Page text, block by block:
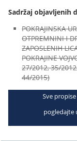
Sadržaj objavljenih
POKRAJINSKA
OTPREMNINI I
ZAPOSLENIH
POKRAJINE
27/2012, 35/
44/2015)
Sve
pogledajte